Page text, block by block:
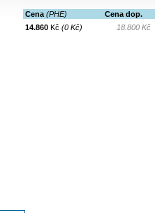
Cena (PHE) Cena dop.
14.860 Kč (0 Kč) 18.800 Kč